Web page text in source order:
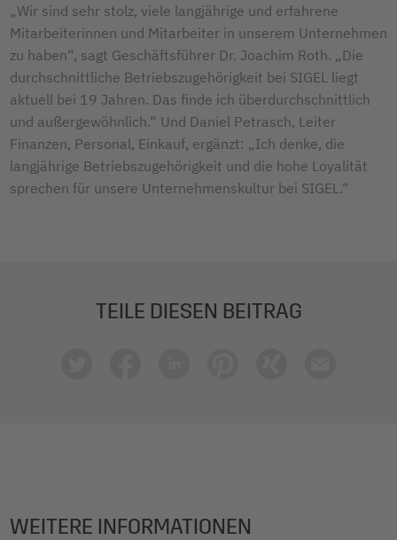
„Wir sind sehr stolz, viele langjährige und erfahrene
Mitarbeiterinnen und Mitarbeiter in unserem Unternehmen
zu haben“, sagt Geschäftsführer Dr. Joachim Roth. „Die
durchschnittliche Betriebszugehörigkeit bei SIGEL liegt
aktuell bei 19 Jahren. Das finde ich überdurchschnittlich
und außergewöhnlich.“ Und Daniel Petrasch, Leiter
Finanzen, Personal, Einkauf, ergänzt: „Ich denke, die
langjährige Betriebszugehörigkeit und die hohe Loyalität
sprechen für unsere Unternehmenskultur bei SIGEL.“
TEILE DIESEN BEITRAG
WEITERE INFORMATIONEN